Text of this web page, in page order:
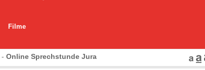
Filme
- Online Sprechstunde Jura